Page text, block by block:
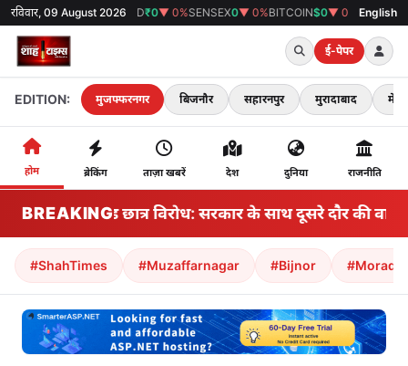
रविवार, 09 August 2026
GOLD₹0▼ 0% SENSEX0▼ 0%BITCOIN$0▼ 0% 38°C मुजफ्फरनगर
English
ई-पेपर
EDITION: मुजफ्फरनगर बिजनौर सहारनपुर मुरादाबाद मेरठ
होम ब्रेकिंग ताज़ा खबरें देश दुनिया राजनीति
BREAKING
झारखंड छात्र विरोध: सरकार के साथ दूसरे दौर की वार्ता
#ShahTimes #Muzaffarnagar #Bijnor